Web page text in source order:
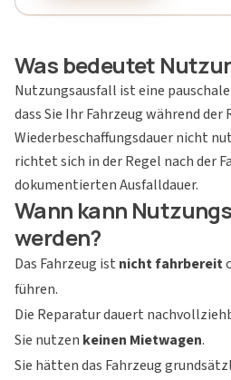
Was bedeutet
Nutzungsausfall ist eine
dass Sie Ihr Fahrzeug während
Wiederbeschaffungsdauer nicht
richtet sich in der Regel nach der
dokumentierten Ausfalldauer.
Wann kann
werden?
Das Fahrzeug ist nicht fahrbereit
führen.
Die Reparatur dauert
Sie nutzen keinen Mietwagen.
Sie hätten das Fahrzeug